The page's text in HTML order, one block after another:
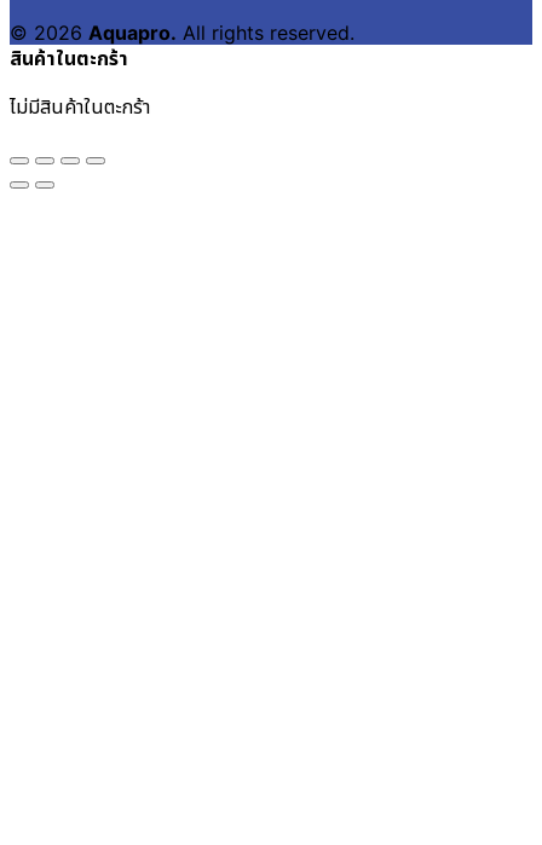
© 2026 Aquapro. All rights reserved.
สินค้าในตะกร้า
ไม่มีสินค้าในตะกร้า